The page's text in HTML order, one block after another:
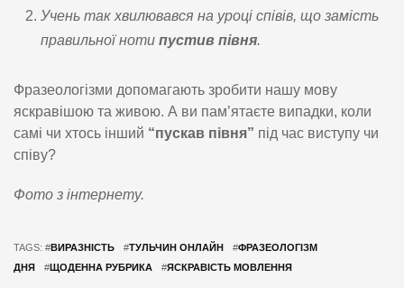
Учень так хвилювався на уроці співів, що замість
правильної ноти пустив півня.
Фразеологізми допомагають зробити нашу мову
яскравішою та живою. А ви пам’ятаєте випадки, коли
самі чи хтось інший “пускав півня” під час виступу чи
співу?
Фото з інтернету.
TAGS: #ВИРАЗНІСТЬ #ТУЛЬЧИН ОНЛАЙН #ФРАЗЕОЛОГІЗМ
ДНЯ
#ЩОДЕННА РУБРИКА #ЯСКРАВІСТЬ МОВЛЕННЯ